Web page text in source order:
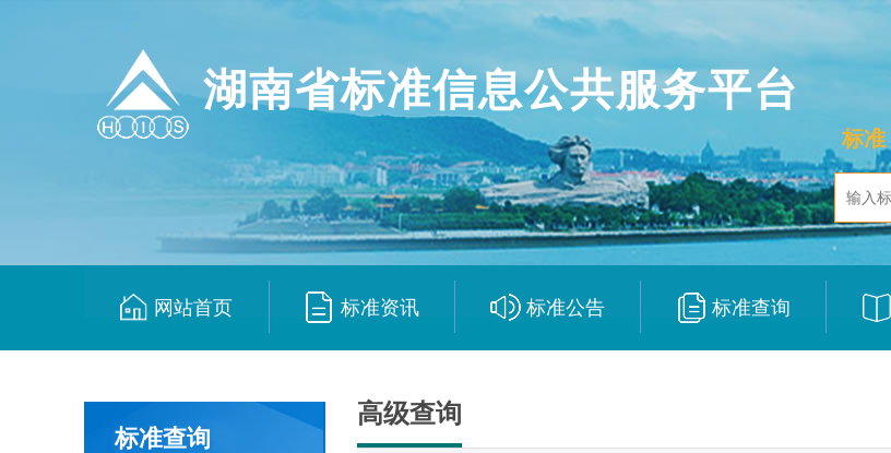
湖南省标准信息公共服务平台
标准
网站首页 标准资讯 标准公告 标准查询
标准查询
高级查询